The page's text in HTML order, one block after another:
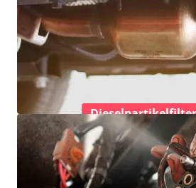
Dieselpartikelfilter